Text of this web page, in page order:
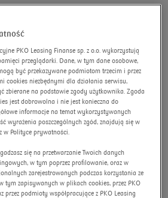
10
9:00 - 17:00
PKO Leasing Finanse sp. z o.o. wykorzystują
przeglądarki. Dane, w tym dane osobowe,
być przekazywane podmiotom trzecim i przez
cookies niezbędnymi dla działania serwisu,
zbierane na podstawie zgody użytkownika. Zgoda
jest dobrowolna i nie jest konieczna do
informacje na temat wykorzystywanych
wyrażenia poszczególnych zgód, znajdują się w
w Polityce prywatności.
się na przetwarzanie Twoich danych
w tym poprzez profilowanie, oraz w
zarejestrowanych podczas korzystania ze
tym zapisywanych w plikach cookies, przez PKO
przez podmioty współpracujące z PKO Leasing